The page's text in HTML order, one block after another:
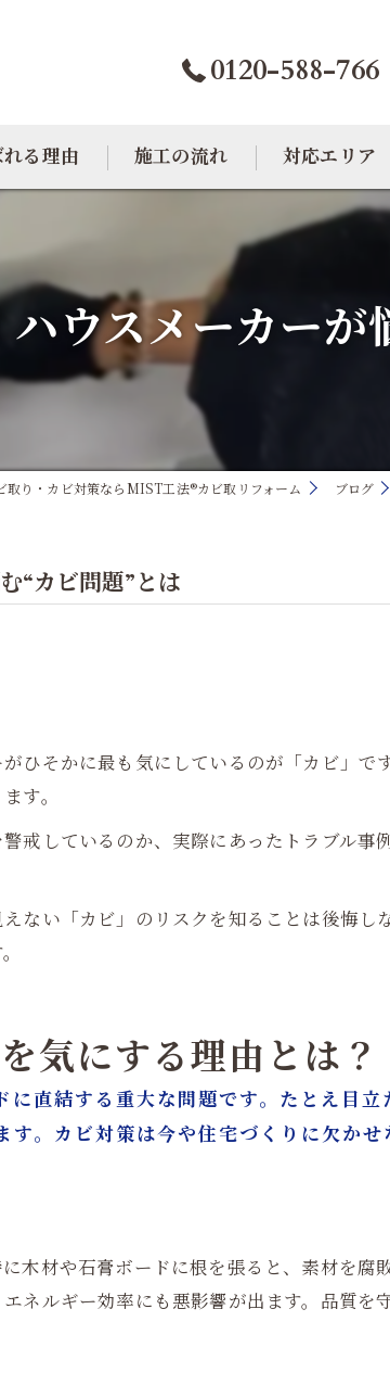
0120-588-766
る理由 施工の流れ 対応エリア
大阪のカビ取り
東京のカビ取り
ウスメーカーが
取り・カビ対策ならMIST工法®カビ取リフォーム ブログ
“カビ問題”とは
ひそかに最も気にしているのが「カビ」で
す。
戒しているのか、実際にあったトラブル事
ない「カビ」のリスクを知ることは後悔し
気にする理由とは？
直結する重大な問題です。たとえ目
。カビ対策は今や住宅づくりに欠かせ
木材や石膏ボードに根を張ると、素材を腐
ネルギー効率にも悪影響が出ます。品質を